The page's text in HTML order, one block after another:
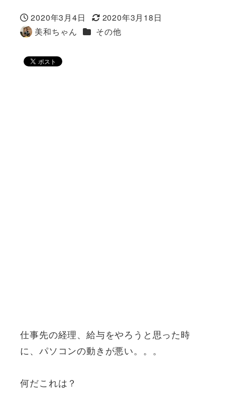
投稿日
2020年3月4日
更新日
2020年3月18日
著
美和ちゃん カテゴリー
その他
仕事先の経理、給与をやろうと思った時
に、パソコンの動きが悪い。。。
何だこれは？